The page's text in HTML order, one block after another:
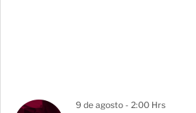
9 de agosto - 2:00 Hrs